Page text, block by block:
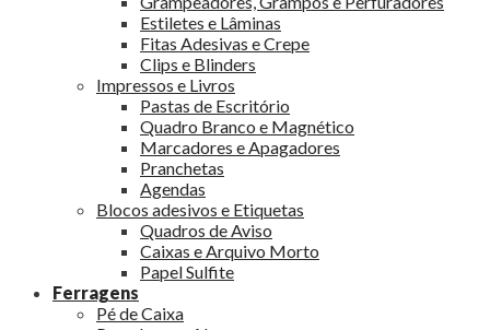
Estiletes e Lâminas
Fitas Adesivas e Crepe
Clips e Blinders
Impressos e Livros
Pastas de Escritório
Quadro Branco e Magnético
Marcadores e Apagadores
Pranchetas
Agendas
Blocos adesivos e Etiquetas
Quadros de Aviso
Caixas e Arquivo Morto
Papel Sulfite
Ferragens
Pé de Caixa